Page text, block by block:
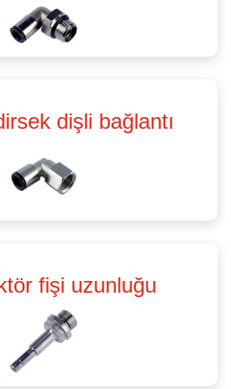
dişli bağlantı
fişi uzunluğu